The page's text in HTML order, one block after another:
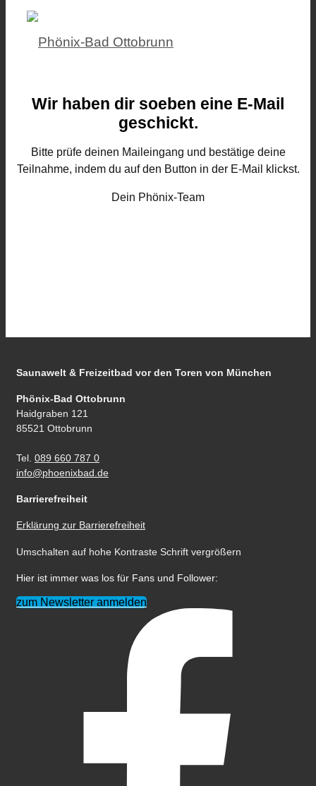
Wir haben dir soeben eine E-Mail
geschickt.
Bitte prüfe deinen Maileingang und bestätige deine
Teilnahme, indem du auf den Button in der E-Mail klickst.
Dein Phönix-Team
Saunawelt & Freizeitbad vor den Toren von München
Phönix-Bad Ottobrunn
Haidgraben 121
85521 Ottobrunn
Tel. 089 660 787 0
info@phoenixbad.de
Barrierefreiheit
Erklärung zur Barrierefreiheit
Umschalten auf hohe Kontraste Schrift vergrößern
Hier ist immer was los für Fans und Follower:
zum Newsletter anmelden